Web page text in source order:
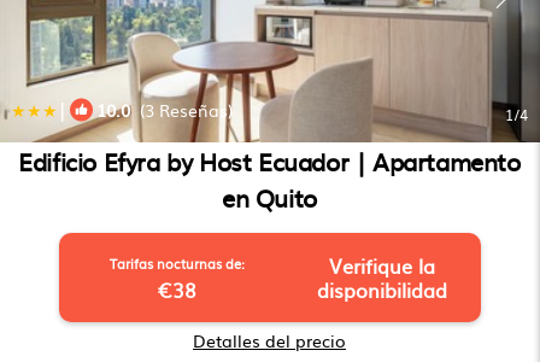
| 10.0(3 Reseñas) 1/4
Edificio Efyra by Host Ecuador | Apartamento
en Quito
Tarifas nocturnas de:
€38
Verifique la
disponibilidad
Detalles del precio